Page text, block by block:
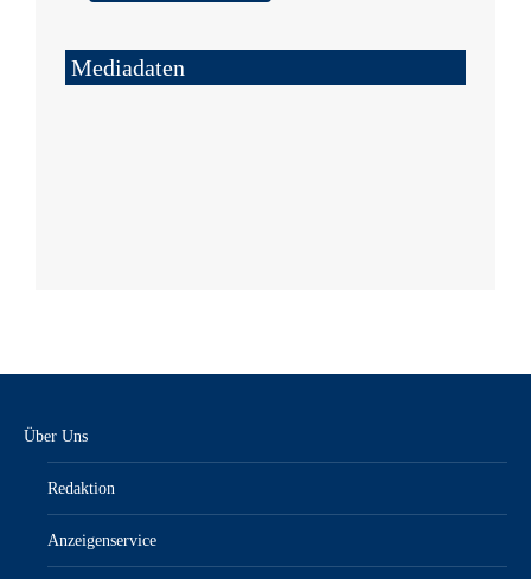
Mediadaten
Über Uns
Redaktion
Anzeigenservice